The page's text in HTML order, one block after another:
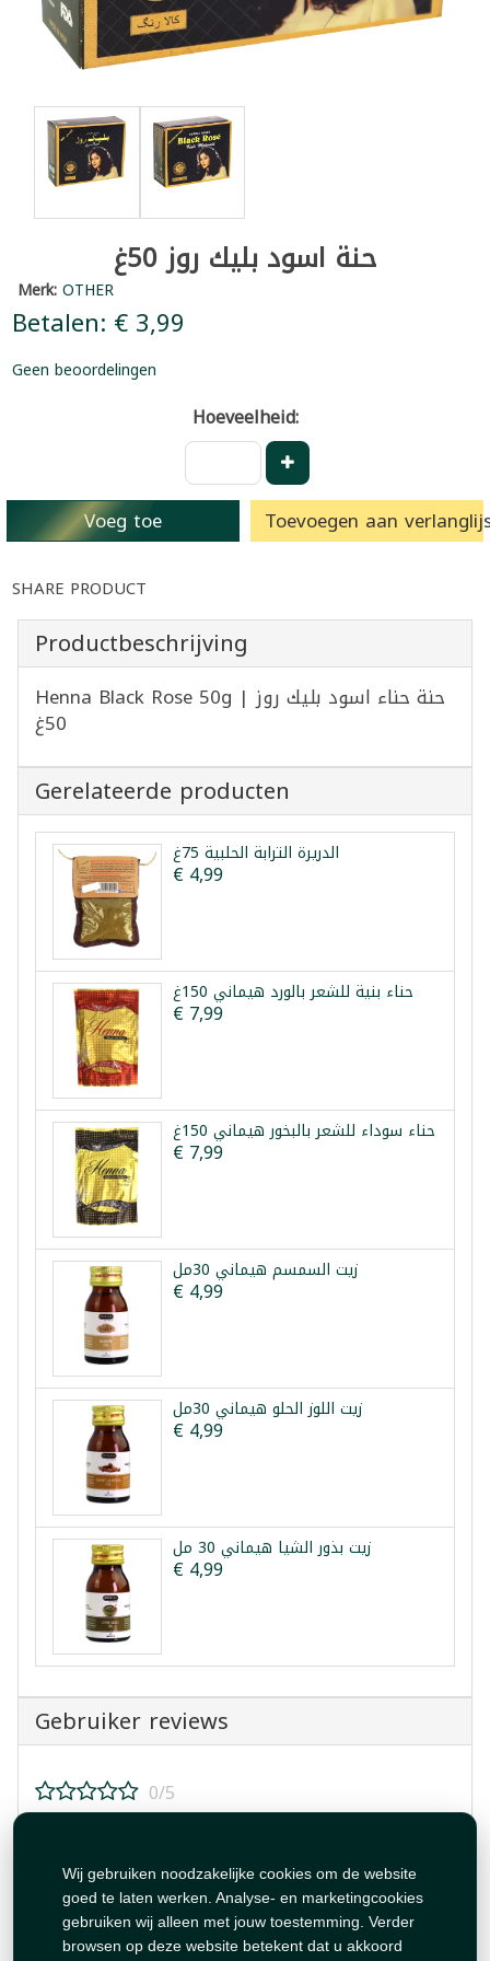
Wij gebruiken noodzakelijke cookies om de website
goed te laten werken. Analyse- en marketingcookies
gebruiken wij alleen met jouw toestemming. Verder
browsen op deze website betekent dat u akkoord
حنة اسود بليك روز 50غ
Merk:OTHER
Betalen: € 3,99
Geen beoordelingen
Hoeveelheid:
Voeg toe Toevoegen aan
SHARE PRODUCT
Productbeschrijving
Henna Black Rose 50g | حنة حناء اسود بليك روز
Gerelateerde producten
الدريرة الترابة الحلبية 75غ
€ 4,99
حناء بنية للشعر بالورد هيماني 150غ
€ 7,99
حناء سوداء للشعر بالبخور هيماني 150غ
€ 7,99
زيت السمسم هيماني 30مل
€ 4,99
زيت اللوز الحلو هيماني 30مل
€ 4,99
زيت بذور الشيا هيماني 30 مل
€ 4,99
Gebruiker reviews
0/5